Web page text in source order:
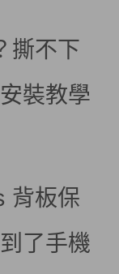
撕不下
裝教學
背板保
了手機